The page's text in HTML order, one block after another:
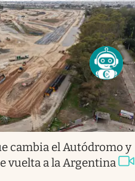
cambia el Autódromo y
vuelta a la Argentina